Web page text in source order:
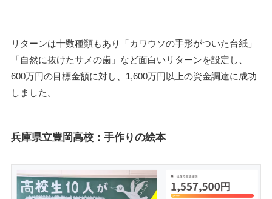
リターンは十数種類もあり「カワウソの手形がついた台紙」
「自然に抜けたサメの歯」など面白いリターンを設定し、
600万円の目標金額に対し、1,600万円以上の資金調達に成功
しました。
兵庫県立豊岡高校：手作りの絵本